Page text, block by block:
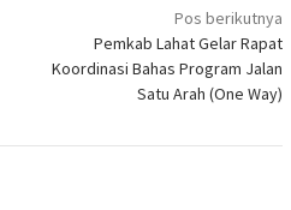
Pos berikutnya
Pemkab Lahat Gelar Rapat
Koordinasi Bahas Program Jalan
Satu Arah (One Way)